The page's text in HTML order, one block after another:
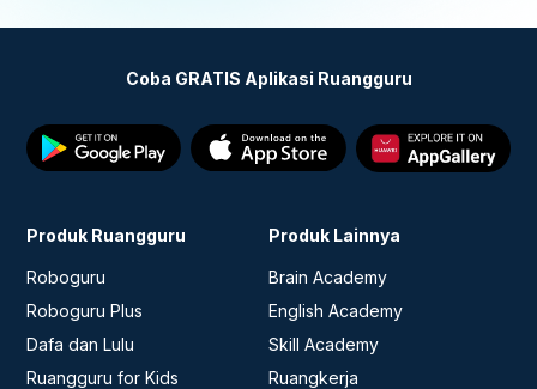
Coba GRATIS Aplikasi Ruangguru
Produk Ruangguru
Roboguru
Roboguru Plus
Dafa dan Lulu
Ruangguru for Kids
Produk Lainnya
Brain Academy
English Academy
Skill Academy
Ruangkerja